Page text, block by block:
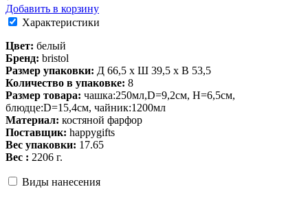
Добавить в корзину
Характеристики
Цвет: белый
Бренд: bristol
Размер упаковки: Д 66,5 x Ш 39,5 x В 53,5
Количество в упаковке: 8
Размер товара: чашка:250мл,D=9,2см, Н=6,5см,
блюдце:D=15,4см, чайник:1200мл
Материал: костяной фарфор
Поставщик: happygifts
Вес упаковки: 17.65
Вес : 2206 г.
Виды нанесения